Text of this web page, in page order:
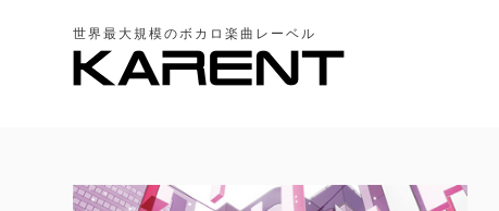
世界最大規模のボカロ楽曲レーベル